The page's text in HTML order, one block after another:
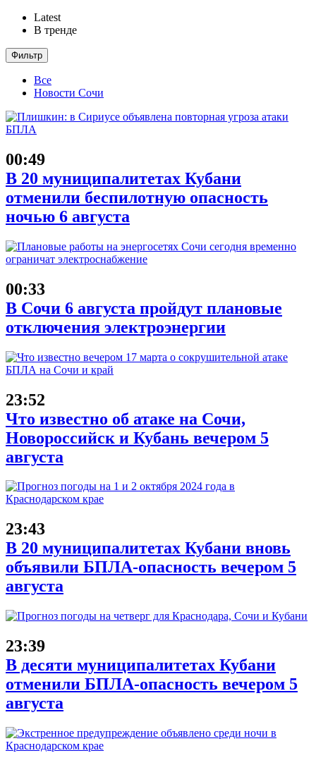
Latest
В тренде
Фильтр
Все
Новости Сочи
00:49
В 20 муниципалитетах Кубани
отменили беспилотную опасность
ночью 6 августа
00:33
В Сочи 6 августа пройдут плановые
отключения электроэнергии
23:52
Что известно об атаке на Сочи,
Новороссийск и Кубань вечером 5
августа
23:43
В 20 муниципалитетах Кубани вновь
объявили БПЛА-опасность вечером 5
августа
23:39
В десяти муниципалитетах Кубани
отменили БПЛА-опасность вечером 5
августа